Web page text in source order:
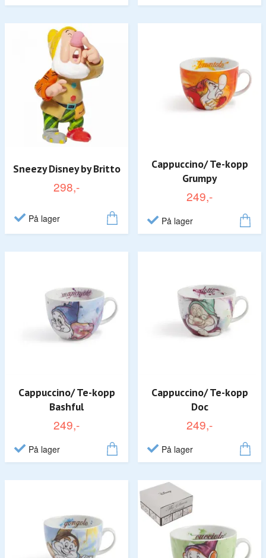
Sneezy Disney by Britto
298,-
På lager
Cappuccino/ Te-kopp
Grumpy
249,-
På lager
Cappuccino/ Te-kopp
Bashful
249,-
På lager
Cappuccino/ Te-kopp
Doc
249,-
På lager